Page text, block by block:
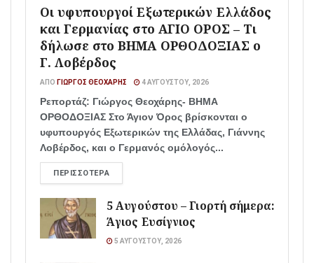
Οι υφυπουργοί Εξωτερικών Ελλάδος
και Γερμανίας στο ΑΓΙΟ ΟΡΟΣ – Τι
δήλωσε στο ΒΗΜΑ ΟΡΘΟΔΟΞΙΑΣ ο
Γ. Λοβέρδος
ΑΠΌ ΓΙΏΡΓΟΣ ΘΕΟΧΆΡΗΣ 4 ΑΥΓΟΎΣΤΟΥ, 2026
Ρεπορτάζ: Γιώργος Θεοχάρης- ΒΗΜΑ
ΟΡΘΟΔΟΞΙΑΣ Στο Άγιον Όρος βρίσκονται ο
υφυπουργός Εξωτερικών της Ελλάδας, Γιάννης
Λοβέρδος, και ο Γερμανός ομόλογός...
ΠΕΡΙΣΣΌΤΕΡΑ
5 Αυγούστου – Γιορτή σήμερα:
Άγιος Ευσίγνιος
5 ΑΥΓΟΎΣΤΟΥ, 2026